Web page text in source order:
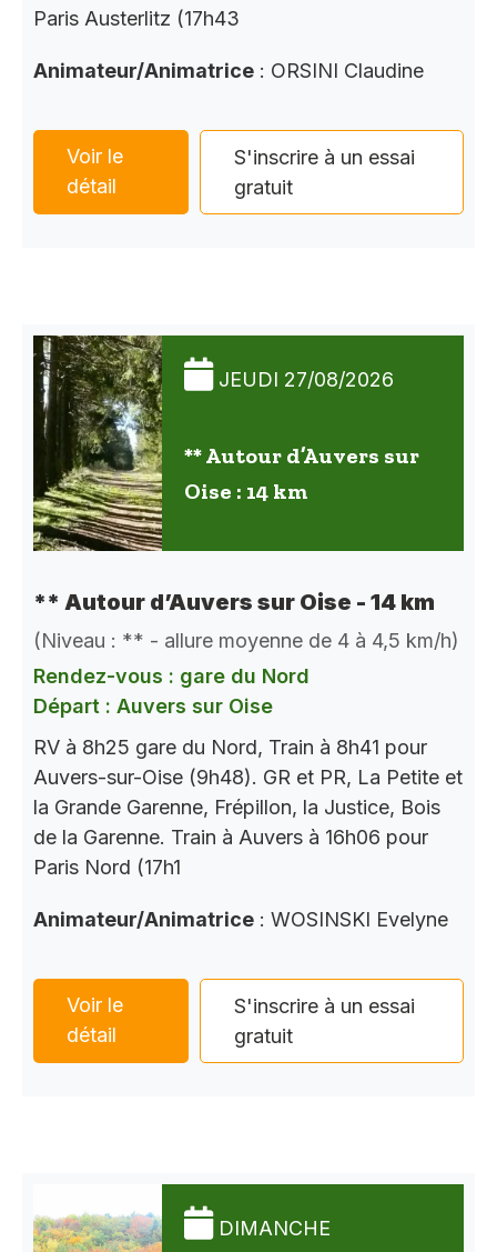
Paris Austerlitz (17h43
Animateur/Animatrice : ORSINI Claudine
Voir le
détail
S'inscrire à un essai
gratuit
JEUDI 27/08/2026
** Autour d’Auvers sur
Oise : 14 km
** Autour d’Auvers sur Oise - 14 km
(Niveau : ** - allure moyenne de 4 à 4,5 km/h)
Rendez-vous : gare du Nord
Départ : Auvers sur Oise
RV à 8h25 gare du Nord, Train à 8h41 pour
Auvers-sur-Oise (9h48). GR et PR, La Petite et
la Grande Garenne, Frépillon, la Justice, Bois
de la Garenne. Train à Auvers à 16h06 pour
Paris Nord (17h1
Animateur/Animatrice : WOSINSKI Evelyne
Voir le
détail
S'inscrire à un essai
gratuit
DIMANCHE